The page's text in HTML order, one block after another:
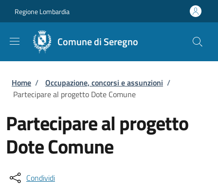
Regione Lombardia
Comune di Seregno
Briciole di pane
Home / Occupazione, concorsi e assunzioni /
Partecipare al progetto Dote Comune
Partecipare al progetto
Dote Comune
Condividi